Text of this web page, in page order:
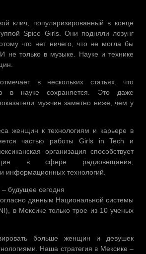
клич, популяризированный в конце
Spice Girls. Они подняли лозунг
что нет ничего, что не могла бы
не только в музыке. Науке и технике
в нескольких статьях, что
в науке сохраняется. Это даже
мужчин заметно ниже, чем у
женщин к технологиям и карьере в
частью работы Girls in Tech и
организация способствует
в сфере радиовещания,
информационных технологий.
– будущее сегодня
данным Национальной системы
в Мексике только трое из 10 ученых
больше женщин и девушек
Наша стратегия в Мексике –